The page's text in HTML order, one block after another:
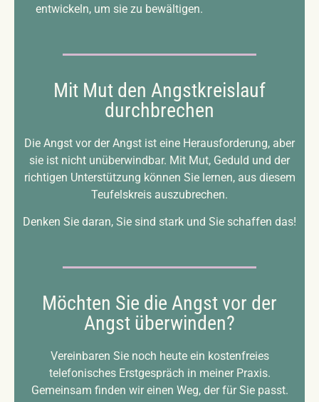
entwickeln, um sie zu bewältigen.
Mit Mut den Angstkreislauf
durchbrechen
Die Angst vor der Angst ist eine Herausforderung, aber
sie ist nicht unüberwindbar. Mit Mut, Geduld und der
richtigen Unterstützung können Sie lernen, aus diesem
Teufelskreis auszubrechen.
Denken Sie daran, Sie sind stark und Sie schaffen das!
Möchten Sie die Angst vor der
Angst überwinden?
Vereinbaren Sie noch heute ein kostenfreies
telefonisches Erstgespräch in meiner Praxis.
Gemeinsam finden wir einen Weg, der für Sie passt.